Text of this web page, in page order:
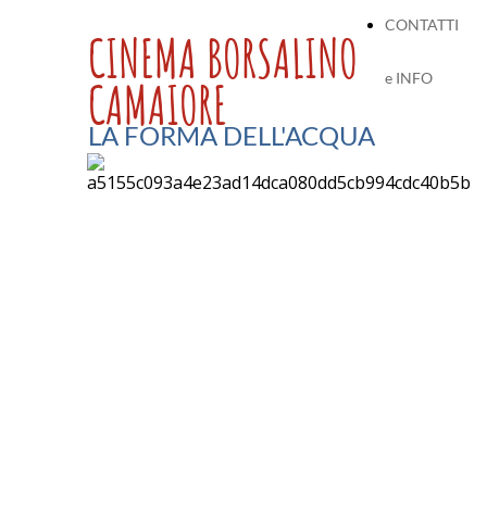
CONTATTI
e INFO
CINEMA BORSALINO
CAMAIORE
LA FORMA DELL'ACQUA